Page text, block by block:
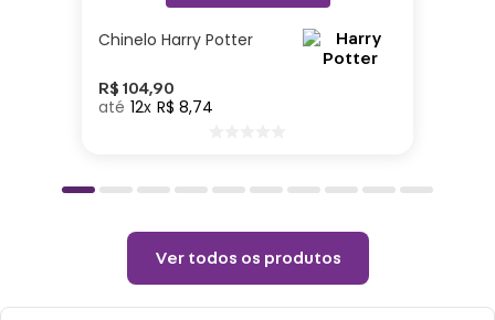
Altura: 45cm| Comprimento: 14cm| Largura:
34cm| Enchimento: Fibra| Tecido: Poliéster
Cuidados e recomendações de uso:
Passar com temperatura máxima de 110°
Não alvejar.
Permitido uso de centrifuga e máquina
secadora.
Chinelo Harry Potter
R$ 104,90
12 R$ 8,74
Ver todos os produtos